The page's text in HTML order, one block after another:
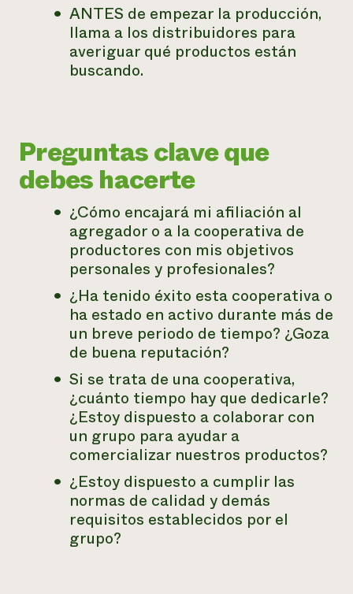
ANTES de empezar la producción,
llama a los distribuidores para
averiguar qué productos están
buscando.
Preguntas clave que
debes hacerte
¿Cómo encajará mi afiliación al
agregador o a la cooperativa de
productores con mis objetivos
personales y profesionales?
¿Ha tenido éxito esta cooperativa o
ha estado en activo durante más de
un breve periodo de tiempo? ¿Goza
de buena reputación?
Si se trata de una cooperativa,
¿cuánto tiempo hay que dedicarle?
¿Estoy dispuesto a colaborar con
un grupo para ayudar a
comercializar nuestros productos?
¿Estoy dispuesto a cumplir las
normas de calidad y demás
requisitos establecidos por el
grupo?